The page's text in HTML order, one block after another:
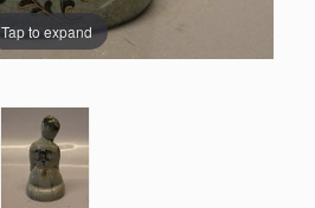
Tap to expand